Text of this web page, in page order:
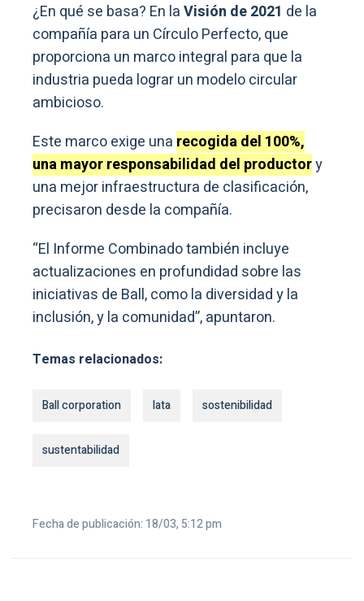
¿En qué se basa? En laVisión de 2021 de la
compañía para un Círculo Perfecto, que
proporciona un marco integral para que la
industria pueda lograr un modelo circular
ambicioso.
Este marco exige una recogida del 100%,
una mayor responsabilidad del productory
una mejor infraestructura de clasificación,
precisaron desde la compañía.
“El Informe Combinado también incluye
actualizaciones en profundidad sobre las
iniciativas de Ball, como la diversidad y la
inclusión, y la comunidad”, apuntaron.
Temas relacionados:
Ball corporation lata sostenibilidad
sustentabilidad
Fecha de publicación: 18/03, 5:12 pm